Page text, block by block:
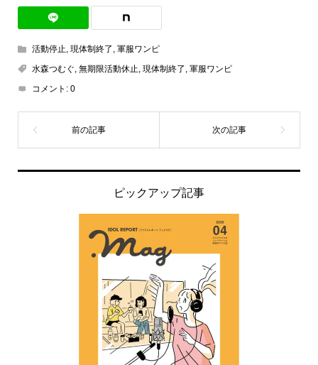
活動停止, 現体制終了 , 軍服ワンピ
水森つむぐ, 無期限活動休止, 現体制終了 , 軍服ワンピ
コメント: 0
ピックアップ記事